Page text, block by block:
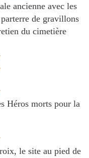
ancienne avec les
de gravillons
du cimetière
Héros morts pour la
le site au pied de